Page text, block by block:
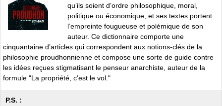
qu’ils soient d’ordre philosophique, moral,
politique ou économique, et ses textes portent
l’empreinte fougueuse et polémique de son
auteur. Ce dictionnaire comporte une
cinquantaine d’articles qui correspondent aux notions-clés de la
philosophie proudhonnienne et compose une sorte de guide contre
les idées reçues stigmatisant le penseur anarchiste, auteur de la
formule "La propriété, c’est le vol."
P.S. :